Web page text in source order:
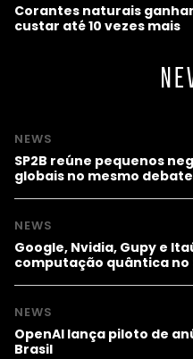
Corantes naturais
custar até 10 vezes mais
NEWS
SP2B reúne pequenos
globais no mesmo debate
NEWS
Google, Nvidia, Gupy e
computação quântica no
NEWS
OpenAI lança piloto de
Brasil